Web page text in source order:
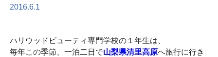
2016.6.1
ハリウッドビューティ専門学校の１年生は、
毎年この季節、一泊二日で山梨県清里高原へ旅行に行き